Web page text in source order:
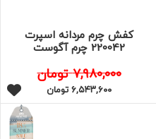
کفش چرم مردانه اسپرت
220042 چرم آگوست
۷,۹۸۰,۰۰۰تومان
۶,۵۴۳,۶۰۰تومان